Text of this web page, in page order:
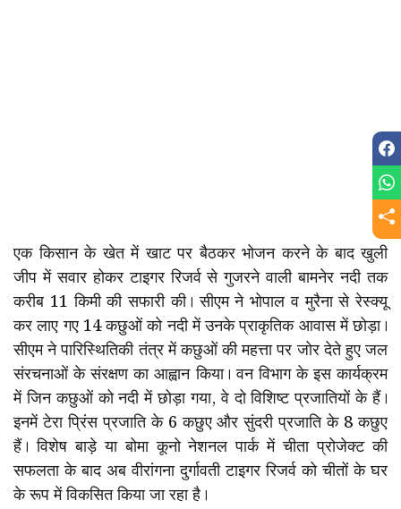
एक किसान के खेत में खाट पर बैठकर भोजन करने के बाद खुली
जीप में सवार होकर टाइगर रिजर्व से गुजरने वाली बामनेर नदी तक
करीब 11 किमी की सफारी की। सीएम ने भोपाल व मुरैना से रेस्क्यू
कर लाए गए 14 कछुओं को नदी में उनके प्राकृतिक आवास में छोड़ा।
सीएम ने पारिस्थितिकी तंत्र में कछुओं की महत्ता पर जोर देते हुए जल
संरचनाओं के संरक्षण का आह्वान किया। वन विभाग के इस कार्यक्रम
में जिन कछुओं को नदी में छोड़ा गया, वे दो विशिष्ट प्रजातियों के हैं।
इनमें टेरा प्रिंस प्रजाति के 6 कछुए और सुंदरी प्रजाति के 8 कछुए
हैं। विशेष बाड़े या बोमा कूनो नेशनल पार्क में चीता प्रोजेक्ट की
सफलता के बाद अब वीरांगना दुर्गावती टाइगर रिजर्व को चीतों के घर
के रूप में विकसित किया जा रहा है।